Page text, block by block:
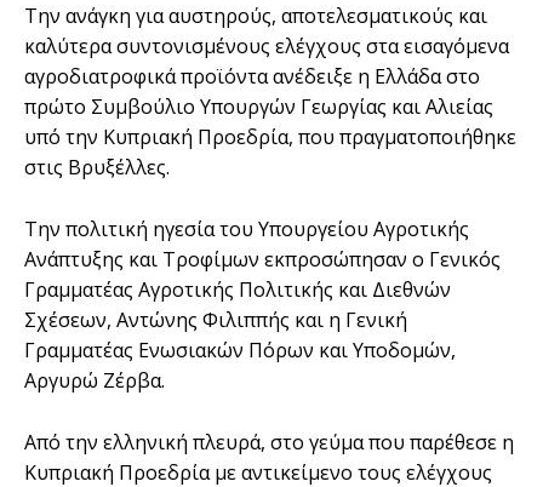
Την ανάγκη για αυστηρούς, αποτελεσματικούς και
καλύτερα συντονισμένους ελέγχους στα εισαγόμενα
αγροδιατροφικά προϊόντα ανέδειξε η Ελλάδα στο
πρώτο Συμβούλιο Υπουργών Γεωργίας και Αλιείας
υπό την Κυπριακή Προεδρία, που πραγματοποιήθηκε
στις Βρυξέλλες.
Την πολιτική ηγεσία του Υπουργείου Αγροτικής
Ανάπτυξης και Τροφίμων εκπροσώπησαν ο Γενικός
Γραμματέας Αγροτικής Πολιτικής και Διεθνών
Σχέσεων, Αντώνης Φιλιππής και η Γενική
Γραμματέας Ενωσιακών Πόρων και Υποδομών,
Αργυρώ Ζέρβα.
Από την ελληνική πλευρά, στο γεύμα που παρέθεσε η
Κυπριακή Προεδρία με αντικείμενο τους ελέγχους